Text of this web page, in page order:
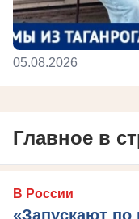
05.08.2026
Главное в
В России
«Запускают